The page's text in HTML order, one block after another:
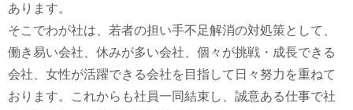
あります。
そこでわが社は、若者の担い手不足解消の対処策として、
働き易い会社、休みが多い会社、個々が挑戦・成長できる
会社、女性が活躍できる会社を目指して日々努力を重ねて
おります。これからも社員一同結束し、誠意ある仕事で社